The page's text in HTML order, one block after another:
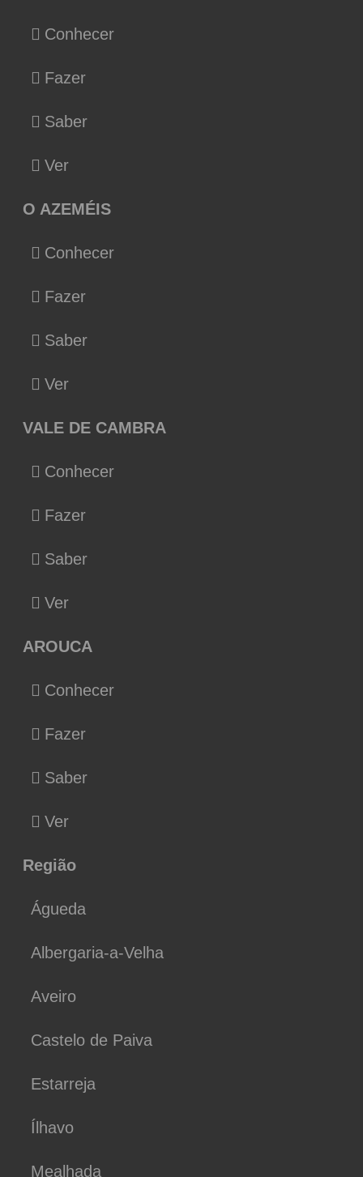
Conhecer
Fazer
Saber
Ver
O AZEMÉIS
Conhecer
Fazer
Saber
Ver
VALE DE CAMBRA
Conhecer
Fazer
Saber
Ver
AROUCA
Conhecer
Fazer
Saber
Ver
Região
Águeda
Albergaria-a-Velha
Aveiro
Castelo de Paiva
Estarreja
Ílhavo
Mealhada